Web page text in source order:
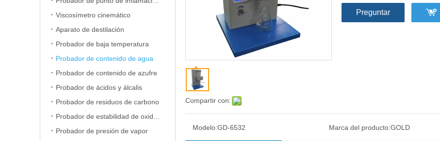
Viscosímetro cinemático
Aparato de destilación
Probador de baja temperatura
Probador de contenido de agua
Probador de contenido de azufre
Probador de ácidos y álcalis
Probador de residuos de carbono
Probador de presión de vapor
Compartir con:
Preguntar
Modelo:GD-6532 Marca del producto:GOLD